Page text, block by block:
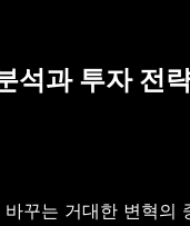
석과 투자 전
꾸는 거대한 변혁